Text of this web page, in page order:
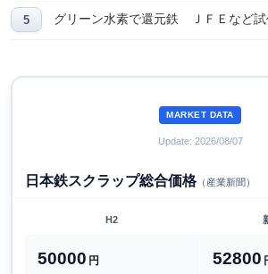
グリーン水素で還元鉄 ＪＦＥなど試
MARKET DATA
Update: 2026/08/07
日本鉄スクラップ総合価格（産業新聞）
H2
50000 円 52800